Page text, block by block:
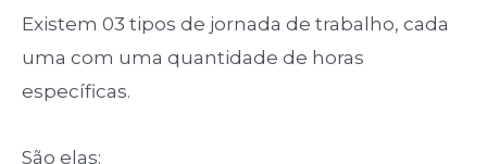
Existem 03 tipos de jornada de trabalho, cada
uma com uma quantidade de horas
específicas.
São elas: